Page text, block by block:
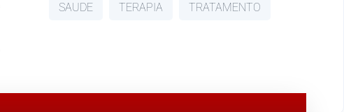
SAUDE TERAPIA TRATAMENTO